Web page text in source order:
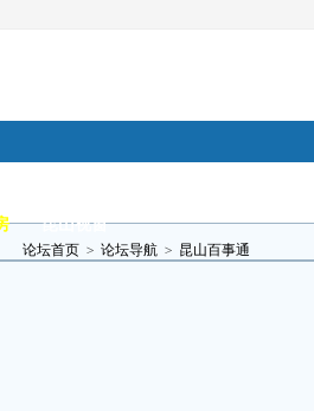
昆山视窗
论坛首页 > 论坛导航 > 昆山百事通